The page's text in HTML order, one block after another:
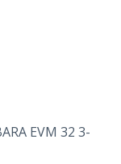
EVM 32 3-